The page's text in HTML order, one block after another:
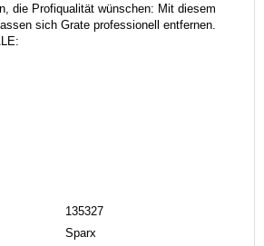
die Profiqualität wünschen: Mit diesem
sich Grate professionell entfernen.
135327
Sparx